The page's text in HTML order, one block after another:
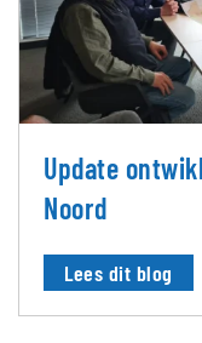
Update
Noord
Lees dit blog